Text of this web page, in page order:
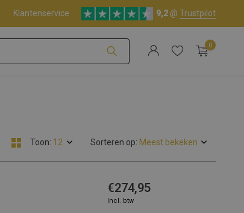
Klantenservice 9,2 @ Trustpilot
Account aanmaken
0
Toon: Sorteren op:
€274,95
Incl. btw